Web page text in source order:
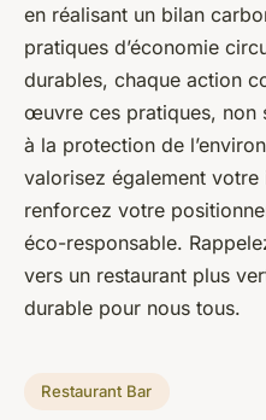
en réalisant un bilan
pratiques d’économie
durables, chaque action
œuvre ces pratiques, non
à la protection de
valorisez également
renforcez votre
éco-responsable.
vers un restaurant plus
durable pour nous tous.
Restaurant Bar